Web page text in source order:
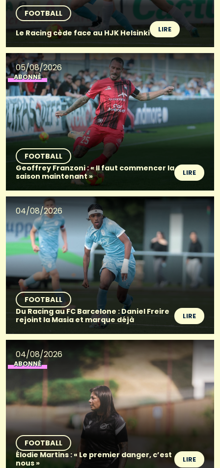
FOOTBALL
Le Racing cède face au HJK Helsinki
LIRE
05/08/2026
ABONNÉ
FOOTBALL
Geoffrey Franzoni : « Il faut commencer la
saison maintenant »
LIRE
04/08/2026
FOOTBALL
Du Racing au FC Barcelone : Daniel Freire
rejoint la Masia et marque déjà
LIRE
04/08/2026
ABONNÉ
FOOTBALL
Élodie Martins : « Le premier danger, c’est
nous »
LIRE